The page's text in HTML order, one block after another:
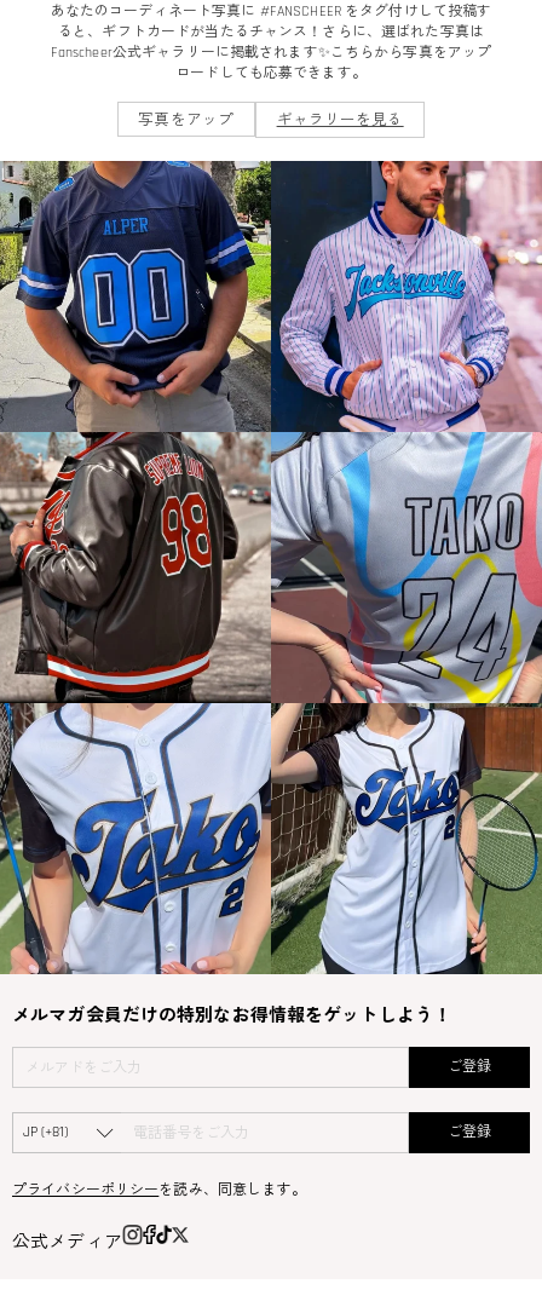
あなたのコーディネート写真に #FANSCHEER をタグ付けして投稿す
ると、ギフトカードが当たるチャンス！さらに、選ばれた写真は
Fanscheer公式ギャラリーに掲載されます✨こちらから写真をアップ
ロードしても応募できます。
写真をアップ ギャラリーを見る
メルマガ会員だけの特別なお得情報をゲットしよう！
ご登録
ご登録
プライバシーポリシー を読み、同意します。
公式メディア